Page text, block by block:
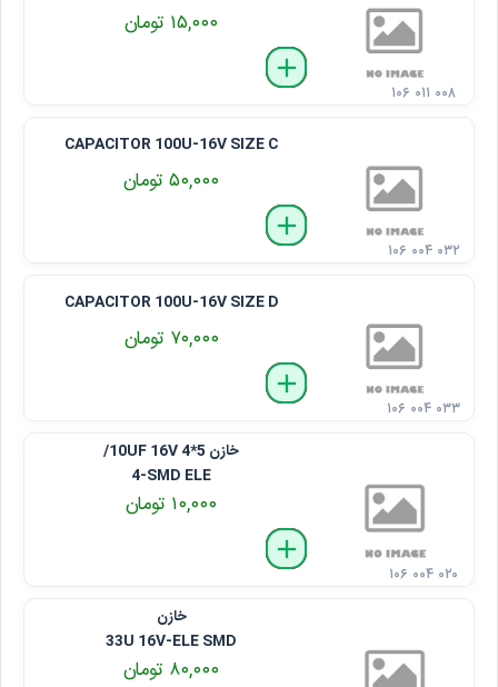
۱۵,۰۰۰ تومان
delete
remove
add
۱۰۶ ۰۱۱ ۰۰۸
CAPACITOR 100U-16V SIZE C
۵۰,۰۰۰ تومان
delete
remove
add
۱۰۶ ۰۰۴ ۰۳۲
CAPACITOR 100U-16V SIZE D
۷۰,۰۰۰ تومان
delete
remove
add
۱۰۶ ۰۰۴ ۰۳۳
خازن 10UF 16V 4*5/
4-SMD ELE
۱۰,۰۰۰ تومان
delete
remove
add
۱۰۶ ۰۰۴ ۰۲۰
خازن
33U 16V-ELE SMD
۸۰,۰۰۰ تومان